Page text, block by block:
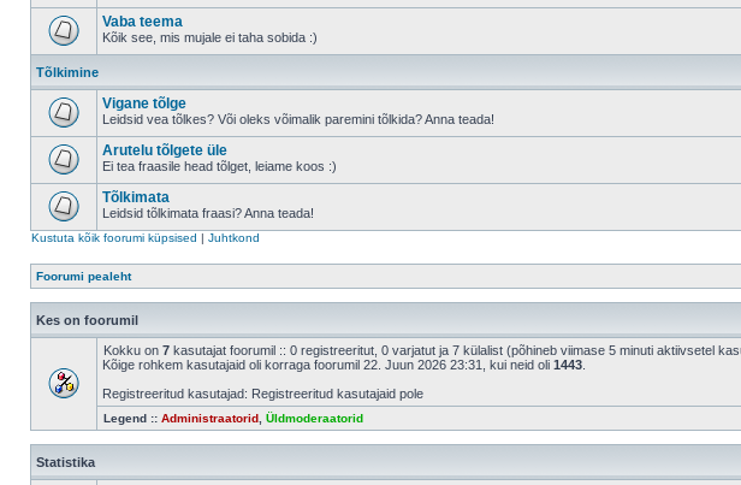
Vaba teema
Kõik see, mis mujale ei taha sobida :)
Tõlkimine
Vigane tõlge
Leidsid vea tõlkes? Või oleks võimalik paremini tõlkida? Anna teada!
Arutelu tõlgete üle
Ei tea fraasile head tõlget, leiame koos :)
Tõlkimata
Leidsid tõlkimata fraasi? Anna teada!
Kustuta kõik foorumi küpsised | Juhtkond
Foorumi pealeht
Kes on foorumil
Kokku on 7 kasutajat foorumil :: 0 registreeritut, 0 varjatut ja 7 külalist (põhineb viimase 5 minuti aktiivsetel
Kõige rohkem kasutajaid oli korraga foorumil 22. Juun 2026 23:31, kui neid oli 1443
Registreeritud kasutajad: Registreeritud kasutajaid pole
Legend :: Administraatorid Üldmoderaatorid
Statistika